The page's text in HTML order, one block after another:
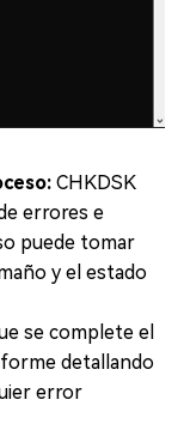
CHKDSK
errores e
puede tomar
y el estado
se complete el
detallando
error